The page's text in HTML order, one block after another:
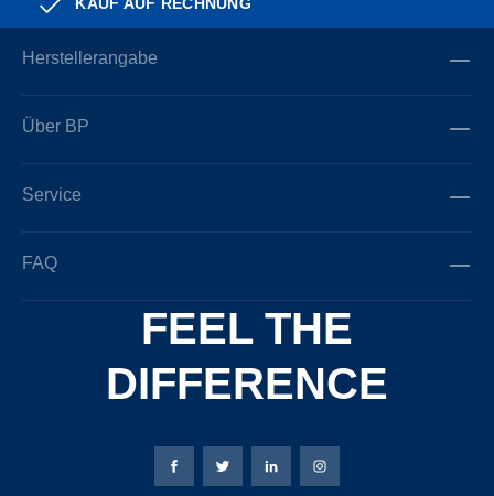
KAUF AUF RECHNUNG
Herstellerangabe
Über BP
Service
FAQ
FEEL THE
DIFFERENCE
Bierbaum-Proenen Facebook-Seite
Bierbaum-Proenen Twitter Seite
Bierbaum-Proenen LinkedIn
Bierbaum-Proenen